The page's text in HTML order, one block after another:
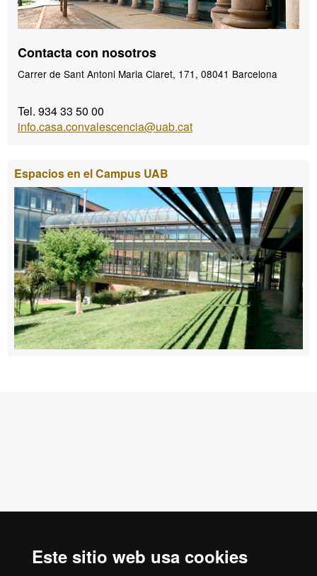
Este sitio web usa cookies
Contacta con nosotros
Carrer de Sant Antoni Maria Claret, 171, 08041 Barcelona
Tel. 934 33 50 00
info.casa.convalescencia@uab.cat
Espacios en el Campus UAB